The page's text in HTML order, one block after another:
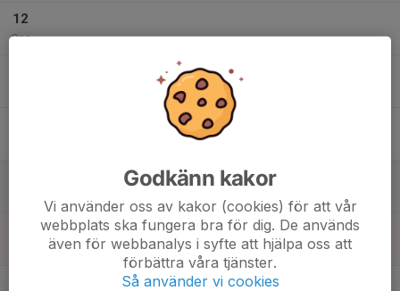
12
Ons
v.34
Godkänn kakor
Vi använder oss av kakor (cookies) för att vår
webbplats ska fungera bra för dig. De används
även för webbanalys i syfte att hjälpa oss att
förbättra våra tjänster.
Så använder vi cookies